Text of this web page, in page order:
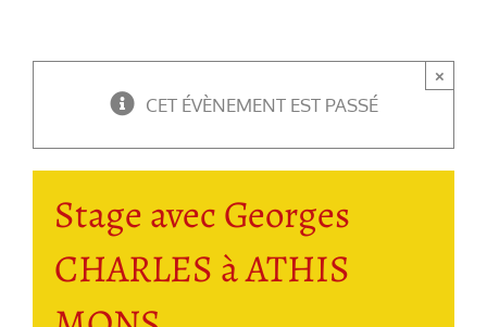
CET ÉVÈNEMENT EST PASSÉ
×
Stage avec Georges
CHARLES à ATHIS